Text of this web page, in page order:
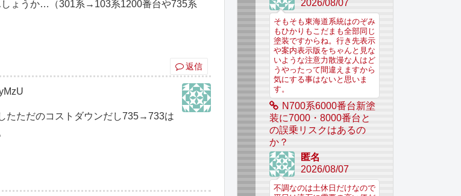
しょうか…（301系→103系1200番台や735系
返信
たただのコストダウンだし735→733は
2026/08/07
そもそも東海道系統はのぞみ
もひかりもこだまも全部同じ
塗装ですからね。行き先表示
や案内表示版をちゃんと見な
いような注意力散漫な人はど
うやったって間違えますから
気にする事はないと思いま
す。
N700系6000番台新塗
装に7000・8000番台と
の誤乗リスクはあるの
か？
匿名
2026/08/07
不調なのは土休日だけなので